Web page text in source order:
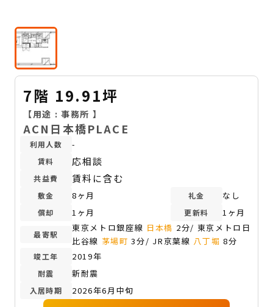
7階 19.91坪
【用途 :事務所 】
ACN日本橋PLACE
利用人数 -
賃料 応相談
共益費 賃料に含む
敷金 8ヶ月 礼金 なし
償却 1ヶ月 更新料 1ヶ月
最寄駅
東京メトロ銀座線 日本橋 2分/ 東京メトロ日
比谷線 茅場町 3分/ JR京葉線 八丁堀 8分
竣工年 2019年
耐震 新耐震
入居時期 2026年6月中旬